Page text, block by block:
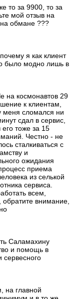
то за 9900, то за
мой отзыв на
обмане ???
я как клиент
было модно лишь в
на космонавтов 29
к клиентам,
меня сломался ни
сдал в сервис,
тоже за 15
Честно - не
сталкиваться с
и
ожидания
приема
из селькой
сервиса.
всем,
внимание,
Саламахину
и помощь в
сервесного
на главной